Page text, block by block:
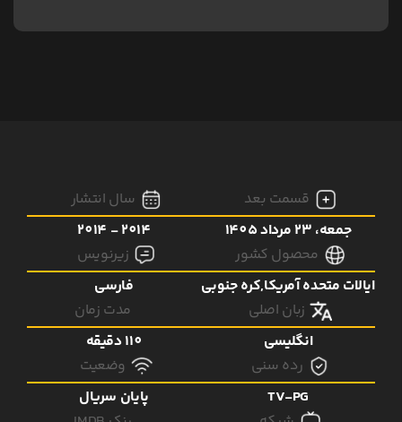
قسمت بعد
جمعه، 23 مرداد 1405
سال انتشار
2014 - 2014
محصول کشور
ایالات متحده آمریکا,کره جنوبی
زیرنویس
فارسی
زبان اصلی
انگلیسی
مدت زمان
110 دقیقه
رده سنی
TV-PG
وضعیت
پایان سریال